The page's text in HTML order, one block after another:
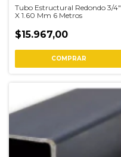
Tubo Estructural Redondo 3/4"
X 1.60 Mm 6 Metros
$15.967,00
COMPRAR